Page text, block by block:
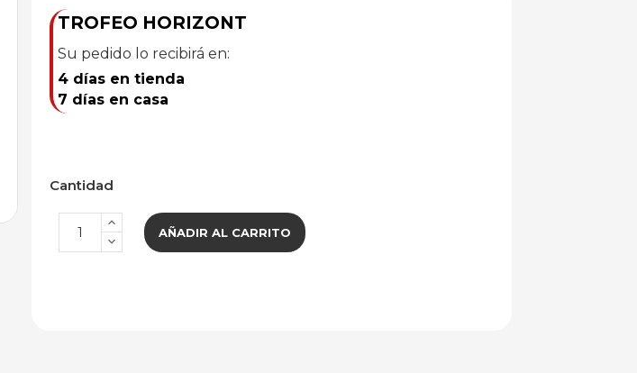
TROFEO HORIZONT
Su pedido lo recibirá en:
4 días en tienda
7 días en casa
Cantidad
AÑADIR AL CARRITO